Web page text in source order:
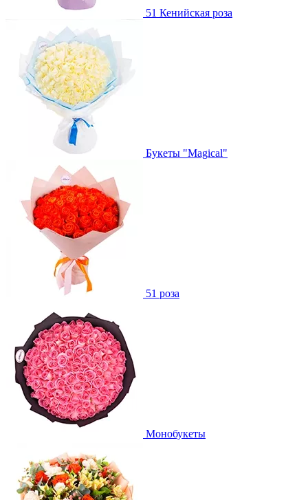
51 Кенийская роза
Букеты "Magical"
51 роза
Монобукеты